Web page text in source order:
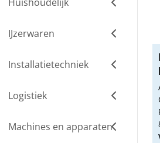
IJzerwaren
Installatietechniek
Logistiek
Machines en apparaten